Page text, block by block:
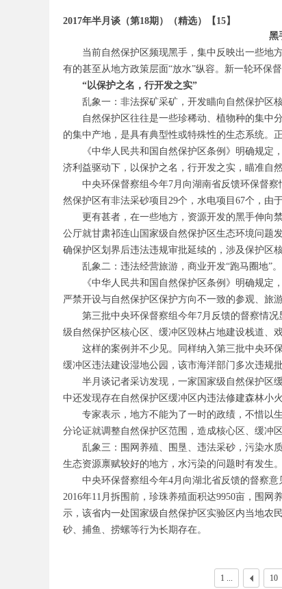
2017年半月谈（第18期）（精选）【15】
黑
当前自然保护区频现黑手，集中反映出一些地
有的甚至从地方政策层面“放水”纵容。新一轮环保
“以保护之名，行开发之实”
乱象一：非法探矿采矿，开发瞄向自然保护区
自然保护区往往是一些珍稀动、植物种的集中
的集中产地，是具有典型性或特殊性的生态系统。
《中华人民共和国自然保护区条例》明确规
济利益驱动下，以保护之名，行开发之实，瞄准自
中央环保督察组今年7月向湖南省反馈环保督
然保护区有非法采砂项目 29个，水电项目 67个，由
更有甚者，在一些地方，资源开发的黑手伸向
公厅就甘肃祁连山国家级自然保护区生态环境问题
确保护区划界后违法违规审批延续的，涉及保护区
乱象二：违法经营旅游，商业开发“跑马圈地”。
《中华人民共和国自然保护区条例》明确规定
严禁开设与自然保护区保护方向不一致的参观、旅
第三批中央环保督察组今年7月反馈的督察情况
级自然保护区核心区、缓冲区毁林占地建设栈道、
这样的案例并不少见。同样纳入第三批中央环
缓冲区违法建设湿地公园，该市海洋部门多次违规
半月谈记者采访发现，一家国家级自然保护区
中还发现存在自然保护区缓冲区内违法修建森林小
专家表示，地方不能为了一时的政绩，不惜以
分论证就调整自然保护区范围，造成核心区、缓冲
乱象三：围网养殖、围垦、违法采砂，污染水
生态资源禀赋较好的地方，水污染的问题时有发生。
中央环保督察组今年4月向湖北省反馈的督察
2016年11 月拆围前，珍珠养殖面积达9950亩，围网
示，该省内一处国家级自然保护区实验区内当地农
砂、捕鱼、捞螺等行为长期存在。
1 ... 10